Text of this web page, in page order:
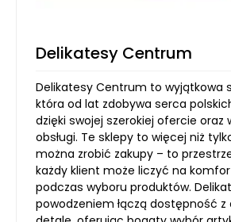
Delikatesy Centrum
Delikatesy Centrum to wyjątkowa
która od lat zdobywa serca
dzięki swojej szerokiej ofercie oraz
obsługi. Te sklepy to więcej niż
można zrobić zakupy – to
każdy klient może liczyć na
podczas wyboru produktów.
powodzeniem łączą dostępność z